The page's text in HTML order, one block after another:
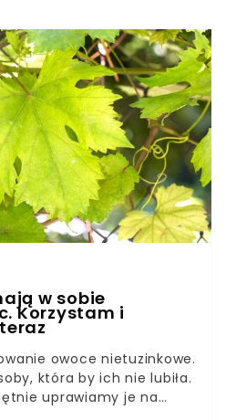
w sobie
Korzystam i
owoce nietuzinkowe.
która by ich nie lubiła.
uprawiamy je na